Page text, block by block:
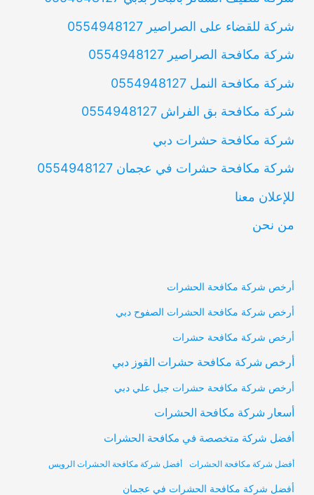
شركة للقضاء على الصراصير 0554948127
شركة مكافحة الصراصير 0554948127
شركة مكافحة النمل 0554948127
شركة مكافحة بق الفراش 0554948127
شركة مكافحة حشرات دبي
شركة مكافحة حشرات في عجمان 0554948127
للإعلان معنا
من نحن
أرخص شركة مكافحة الحشرات
أرخص شركة مكافحة الحشرات الصفوح دبي
أرخص شركة مكافحة حشرات
أرخص شركة مكافحة حشرات القوز دبي
أرخص شركة مكافحة حشرات جبل علي دبي
أسعار شركة مكافحة الحشرات
أفضل شركة متخصصة في مكافحة الحشرات
أفضل شركة مكافحة الحشرات أفضل شركة مكافحة الحشرات الرويس
أفضل شركة مكافحة الحشرات في عجمان